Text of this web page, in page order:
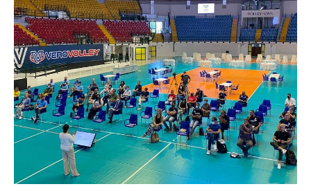
l'ombrellone. Guarda gli indizi sui social e mettiti alla prova! Qui le
soluzioni.